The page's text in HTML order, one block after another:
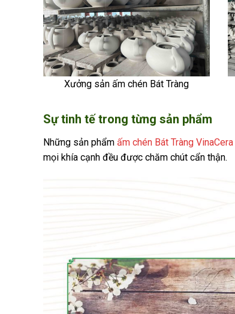
Xưởng sản ấm chén Bát Tràng
Sự tinh tế trong từng sản phẩm
Những sản phẩm ấm chén Bát Tràng VinaCera
mọi khía cạnh đều được chăm chút cẩn thận.